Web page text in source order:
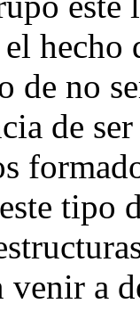
hecho
de no
de
tipo
venir a